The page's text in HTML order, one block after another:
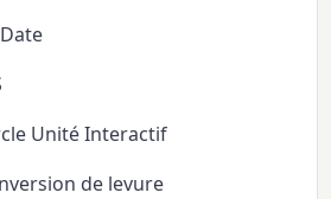
Unité Interactif
de levure